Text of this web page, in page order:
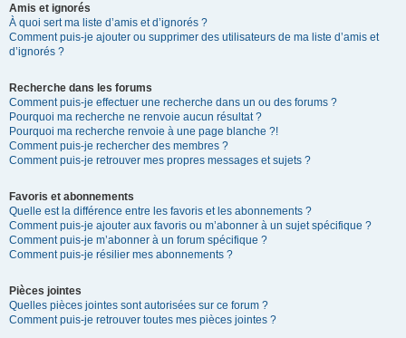
Amis et ignorés
À quoi sert ma liste d’amis et d’ignorés ?
Comment puis-je ajouter ou supprimer des utilisateurs de ma liste d’amis et
d’ignorés ?
Recherche dans les forums
Comment puis-je effectuer une recherche dans un ou des forums ?
Pourquoi ma recherche ne renvoie aucun résultat ?
Pourquoi ma recherche renvoie à une page blanche ?!
Comment puis-je rechercher des membres ?
Comment puis-je retrouver mes propres messages et sujets ?
Favoris et abonnements
Quelle est la différence entre les favoris et les abonnements ?
Comment puis-je ajouter aux favoris ou m’abonner à un sujet spécifique ?
Comment puis-je m’abonner à un forum spécifique ?
Comment puis-je résilier mes abonnements ?
Pièces jointes
Quelles pièces jointes sont autorisées sur ce forum ?
Comment puis-je retrouver toutes mes pièces jointes ?